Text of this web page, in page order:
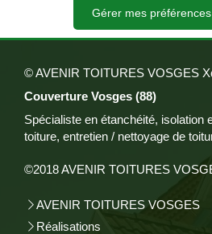
Gérer mes
© AVENIR TOITURES VOSGES
Couverture Vosges (88)
Spécialiste en étanchéité, isolation
toiture, entretien / nettoyage de
©2018 AVENIR TOITURES
AVENIR TOITURES VOSGES
Réalisations